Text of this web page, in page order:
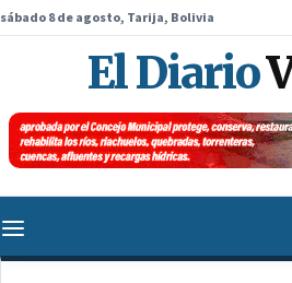
sábado 8 de agosto, Tarija, Bolivia
El Diario